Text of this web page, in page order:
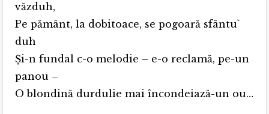
văzduh,
Pe pământ, la dobitoace, se pogoară sfântu`
duh
Şi-n fundal c-o melodie – e-o reclamă, pe-un
panou –
O blondină durdulie mai încondeiază-un ou…